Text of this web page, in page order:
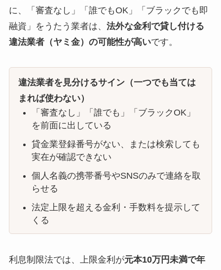
に、「審査なし」「誰でもOK」「ブラックでも即
融資」をうたう業者は、 法外な金利で貸し付ける
違法業者（ヤミ金）の可能性が高いです。
違法業者を見分けるサイン（一つでも当ては
まれば使わない）
「審査なし」「誰でも」「ブラックOK」
を前面に出している
貸金業登録番号がない、または検索しても
実在が確認できない
個人名義の携帯番号やSNSのみで連絡を取
らせる
法定上限を超える金利・手数料を提示して
くる
利息制限法では、上限金利が元本10万円未満で年